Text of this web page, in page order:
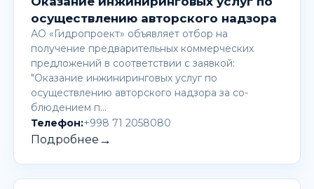
осуществлению авторского надзора
АО «Гидропроект» объявляет отбор на
получение предварительных коммерческих
предложений в соответствии с заявкой:
"Оказание инжиниринговых услуг по
осуществлению авторского надзора за со-
блюдением п…
Телефон:+998 71 2058080
Подробнее →